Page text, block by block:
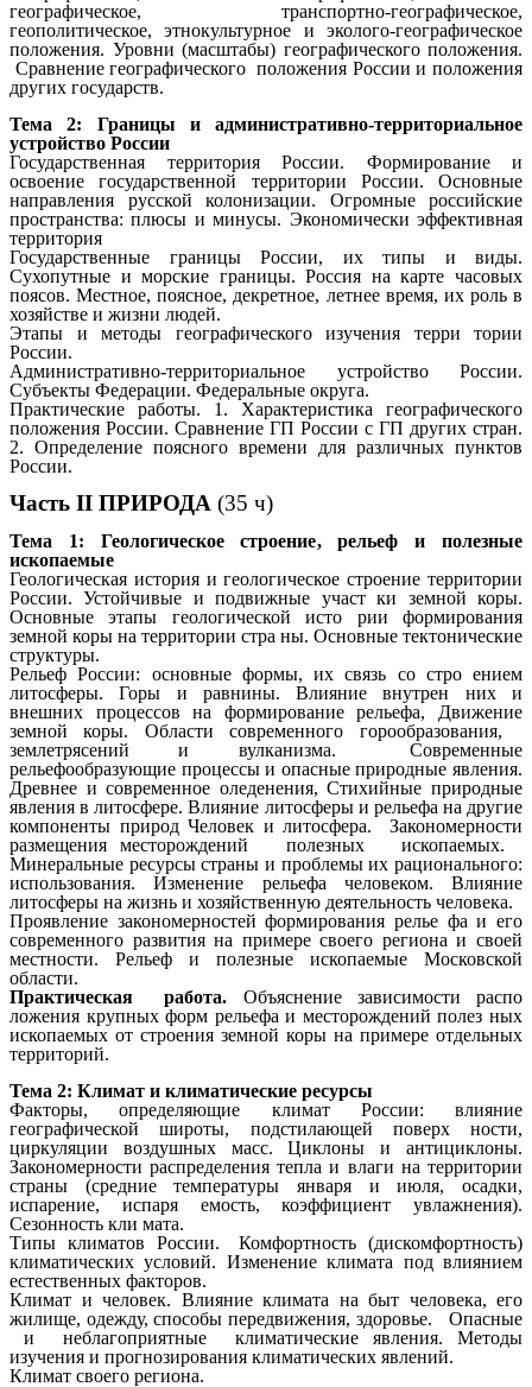
географическое, транспортно-географическое,
геополитическое, этнокультурное и эколого-географическое
положения. Уровни (масштабы) географического положения.
Сравнение географического положения России и положения
других государств.
Тема 2: Границы и административно-территориальное
устройство России
Государственная территория России. Формирование и
освоение государственной территории России. Основные
направления русской колонизации. Огромные российские
пространства: плюсы и минусы. Экономически эффективная
территория
Государственные границы России, их типы и виды.
Сухопутные и морские границы. Россия на карте часовых
поясов. Местное, поясное, декретное, летнее время, их роль в
хозяйстве и жизни людей.
Этапы и методы географического изучения терри тории
России.
Административно-территориальное устройство России.
Субъекты Федерации. Федеральные округа.
Практические работы. 1. Характеристика географического
положения России. Сравнение ГП России с ГП других стран.
2. Определение поясного времени для различных пунктов
России.
Часть II ПРИРОДА (35 ч)
Тема 1: Геологическое строение, рельеф и полезные
ископаемые
Геологическая история и геологическое строение территории
России. Устойчивые и подвижные участ ки земной коры.
Основные этапы геологической исто рии формирования
земной коры на территории стра ны. Основные тектонические
структуры.
Рельеф России: основные формы, их связь со стро ением
литосферы. Горы и равнины. Влияние внутрен них и
внешних процессов на формирование рельефа, Движение
земной коры. Области современного горообразования,
землетрясений и вулканизма. Современные
рельефообразующие процессы и опасные природные явления.
Древнее и современное оледенения, Стихийные природные
явления в литосфере. Влияние литосферы и рельефа на другие
компоненты природ Человек и литосфера. Закономерности
размещения месторождений полезных ископаемых.
Минеральные ресурсы страны и проблемы их рационального:
использования. Изменение рельефа человеком. Влияние
литосферы на жизнь и хозяйственную деятельность человека.
Проявление закономерностей формирования релье фа и его
современного развития на примере своего региона и своей
местности. Рельеф и полезные ископаемые Московской
области.
Практическая работа. Объяснение зависимости распо
ложения крупных форм рельефа и месторождений полез ных
ископаемых от строения земной коры на примере отдельных
территорий.
Тема 2: Климат и климатические ресурсы
Факторы, определяющие климат России: влияние
географической широты, подстилающей поверх ности,
циркуляции воздушных масс. Циклоны и антициклоны.
Закономерности распределения тепла и влаги на территории
страны (средние температуры января и июля, осадки,
испарение, испаря емость, коэффициент увлажнения).
Сезонность кли мата.
Типы климатов России. Комфортность (дискомфортность)
климатических условий. Изменение климата под влиянием
естественных факторов.
Климат и человек. Влияние климата на быт человека, его
жилище, одежду, способы передвижения, здоровье. Опасные
и неблагоприятные климатические явления. Методы
изучения и прогнозирования климатических явлений.
Климат своего региона.